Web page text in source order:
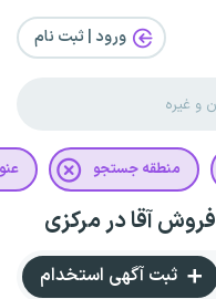
ورود | ثبت‌ نام
منطقه جستجو
آقا در مرکزی
ثبت آگهی استخدام